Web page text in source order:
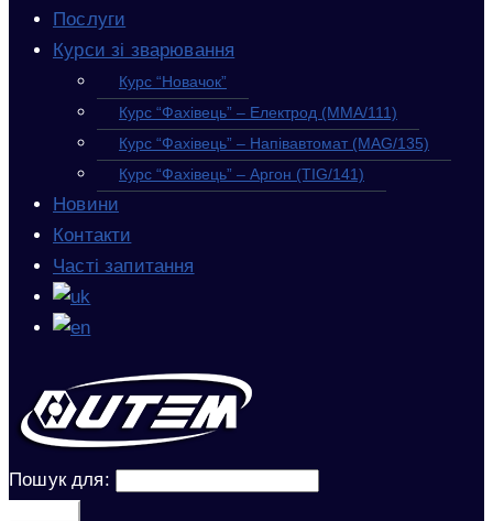
Послуги
Курси зі зварювання
Курс “Новачок”
Курс “Фахівець” – Електрод (MMA/111)
Курс “Фахівець” – Напівавтомат (MAG/135)
Курс “Фахівець” – Аргон (TIG/141)
Новини
Контакти
Часті запитання
Пошук для: